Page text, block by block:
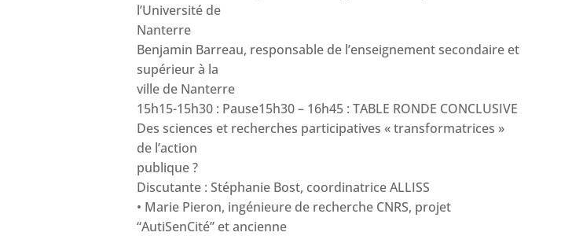
l’Université de
Nanterre
Benjamin Barreau, responsable de l’enseignement secondaire et
supérieur à la
ville de Nanterre
15h15-15h30 : Pause15h30 – 16h45 : TABLE RONDE CONCLUSIVE
Des sciences et recherches participatives « transformatrices »
de l’action
publique ?
Discutante : Stéphanie Bost, coordinatrice ALLISS
• Marie Pieron, ingénieure de recherche CNRS, projet
“AutiSenCité” et ancienne